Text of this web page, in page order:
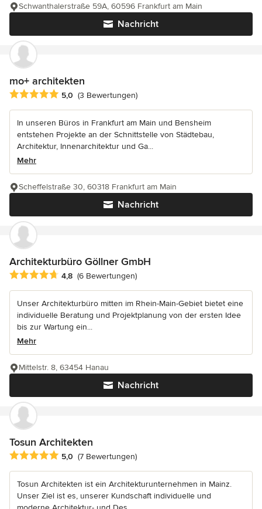
Nachricht
Schwanthalerstraße 59A, 60596 Frankfurt am Main
mo+ architekten
Durchschnittliche Bewertung: 5 von 5 Sternen
5,0 (3 Bewertungen)
In unseren Büros in Frankfurt am Main und Bensheim
entstehen Projekte an der Schnittstelle von Städtebau,
Architektur, Innenarchitektur und Ga...
Mehr
Nachricht
Scheffelstraße 30, 60318 Frankfurt am Main
Architekturbüro Göllner GmbH
Durchschnittliche Bewertung: 4.8 von 5 Sternen
4,8 (6 Bewertungen)
Unser Architekturbüro mitten im Rhein-Main-Gebiet bietet eine
individuelle Beratung und Projektplanung von der ersten Idee
bis zur Wartung ein...
Mehr
Nachricht
Mittelstr. 8, 63454 Hanau
Tosun Architekten
Durchschnittliche Bewertung: 5 von 5 Sternen
5,0 (7 Bewertungen)
Tosun Architekten ist ein Architekturunternehmen in Mainz.
Unser Ziel ist es, unserer Kundschaft individuelle und